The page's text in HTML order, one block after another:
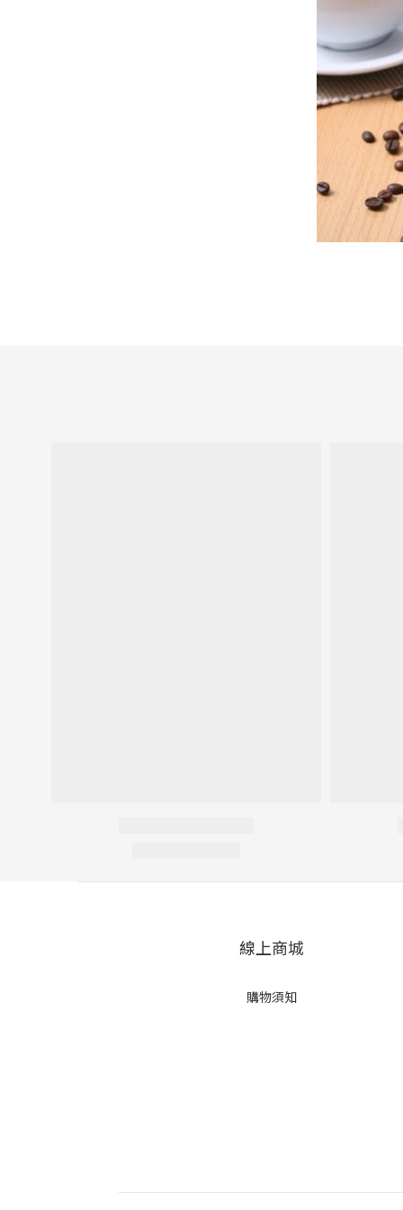
線上商城
購物須知